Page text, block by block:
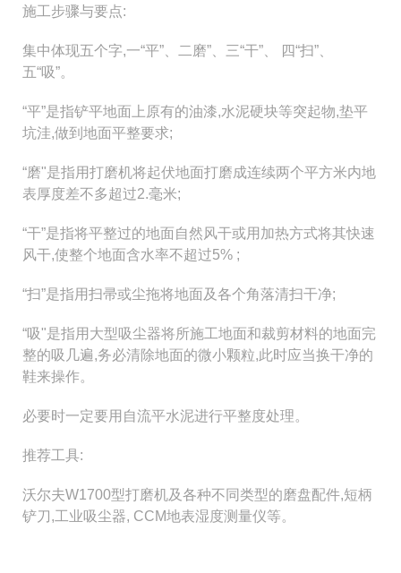
施工步骤与要点:
集中体现五个字,一“平”、二磨”、三“干”、 四“扫”、
五“吸”。
“平”是指铲平地面上原有的油漆,水泥硬块等突起物,垫平
坑洼,做到地面平整要求;
“磨"是指用打磨机将起伏地面打磨成连续两个平方米内地
表厚度差不多超过2.毫米;
“干”是指将平整过的地面自然风干或用加热方式将其快速
风干,使整个地面含水率不超过5% ;
“扫”是指用扫帚或尘拖将地面及各个角落清扫干净;
“吸"是指用大型吸尘器将所施工地面和裁剪材料的地面完
整的吸几遍,务必清除地面的微小颗粒,此时应当换干净的
鞋来操作。
必要时一定要用自流平水泥进行平整度处理。
推荐工具:
沃尔夫W1700型打磨机及各种不同类型的磨盘配件,短柄
铲刀,工业吸尘器, CCM地表湿度测量仪等。